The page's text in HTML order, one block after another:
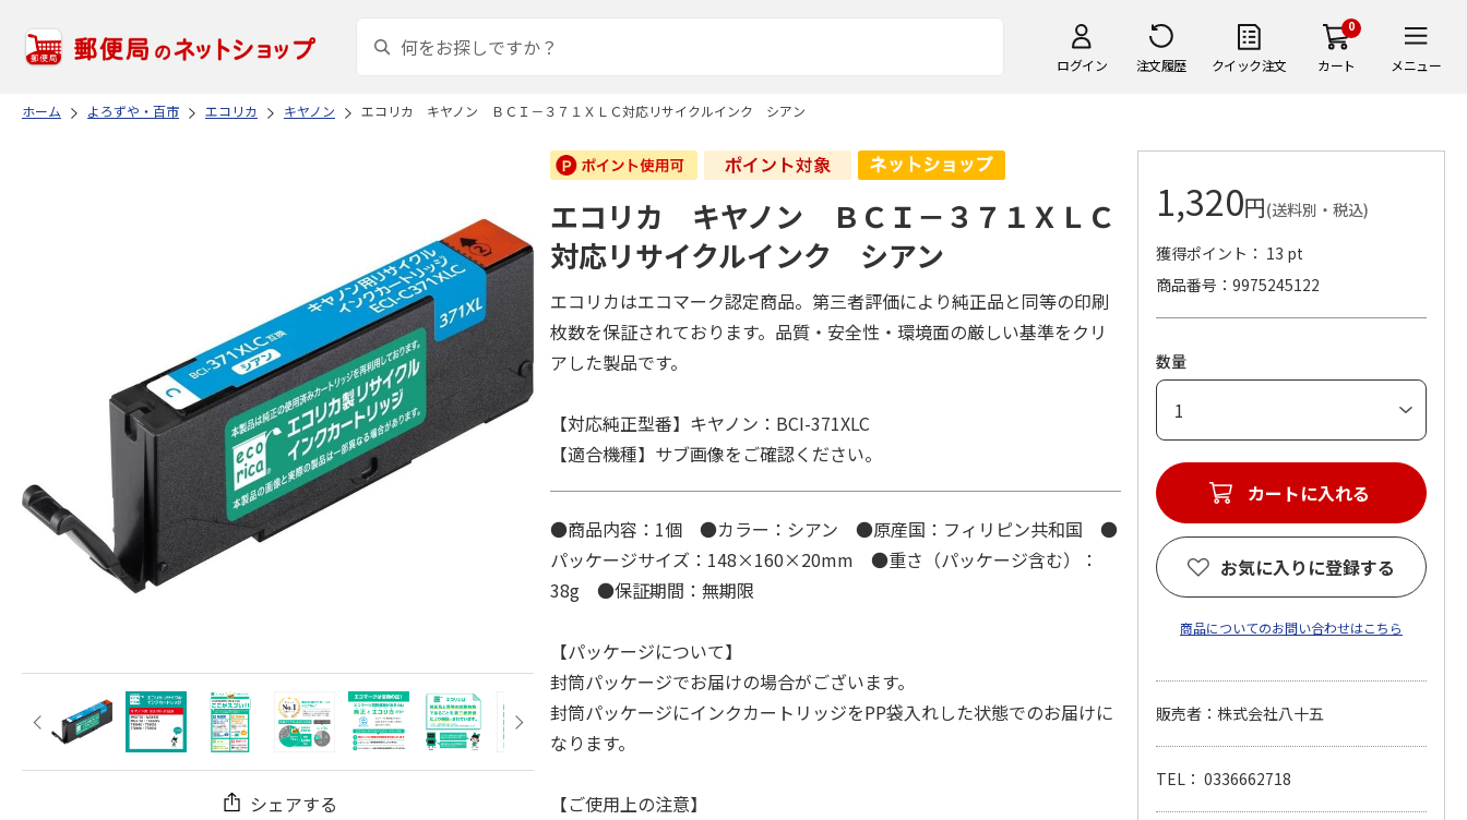
ログイン 注文履歴 クイック注文
0
カート メニュー
ホーム よろずや・百市 エコリカ キヤノン エコリカ キヤノン ＢＣＩ－３７１ＸＬＣ対応リサイクルインク シアン
シェアする
エコリカ キヤノン ＢＣＩ－３７１ＸＬＣ
対応リサイクルインク シアン
エコリカはエコマーク認定商品。第三者評価により純正品と同等の印刷
枚数を保証されております。品質・安全性・環境面の厳しい基準をクリ
アした製品です。
【対応純正型番】キヤノン：BCI-371XLC
【適合機種】サブ画像をご確認ください。
●商品内容：1個 ●カラー：シアン ●原産国：フィリピン共和国 ●
パッケージサイズ：148×160×20mm ●重さ（パッケージ含む）：
38g ●保証期間：無期限
【パッケージについて】
封筒パッケージでお届けの場合がございます。
封筒パッケージにインクカートリッジをPP袋入れした状態でのお届けに
なります。
【ご使用上の注意】
1,320円(送料別・税込)
獲得ポイント： 13 pt
商品番号
9975245122
数量
カートに入れる
お気に入りに登録する
商品についてのお問い合わせはこちら
販売者：株式会社八十五
TEL： 0336662718